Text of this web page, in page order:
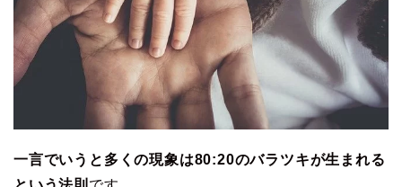
一言でいうと多くの現象は80:20のバラツキが生まれる